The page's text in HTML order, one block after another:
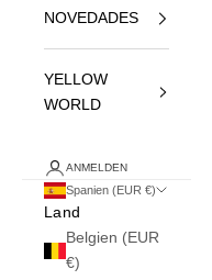
NOVEDADES
YELLOW
WORLD
ANMELDEN
Spanien (EUR €)
Land
Belgien (EUR
€)